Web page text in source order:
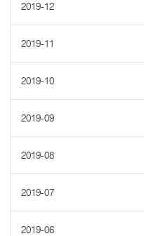
2019-12
2019-11
2019-10
2019-09
2019-08
2019-07
2019-06